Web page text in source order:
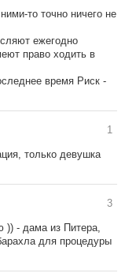
то точно ничего не
ежегодно
право ходить в
время Риск -
1
только девушка
3
- дама из Питера,
для процедуры